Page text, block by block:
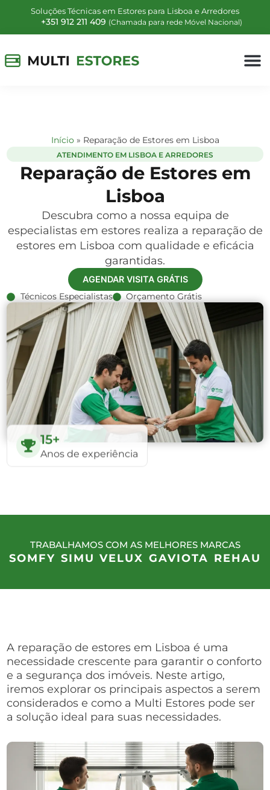
Soluções Técnicas em Estores para Lisboa e Arredores
+351 912 211 409 (Chamada para rede Móvel Nacional)
Início » Reparação de Estores em Lisboa
ATENDIMENTO EM LISBOA E ARREDORES
Reparação de Estores em
Lisboa
Descubra como a nossa equipa de
especialistas em estores realiza a reparação de
estores em Lisboa com qualidade e eficácia
garantidas.
AGENDAR VISITA GRÁTIS
Técnicos Especialistas Orçamento Grátis
15+
Anos de experiência
TRABALHAMOS COM AS MELHORES MARCAS
SOMFY SIMU VELUX GAVIOTA REHAU
A reparação de estores em Lisboa é uma
necessidade crescente para garantir o conforto
e a segurança dos imóveis. Neste artigo,
iremos explorar os principais aspectos a serem
considerados e como a Multi Estores pode ser
a solução ideal para suas necessidades.